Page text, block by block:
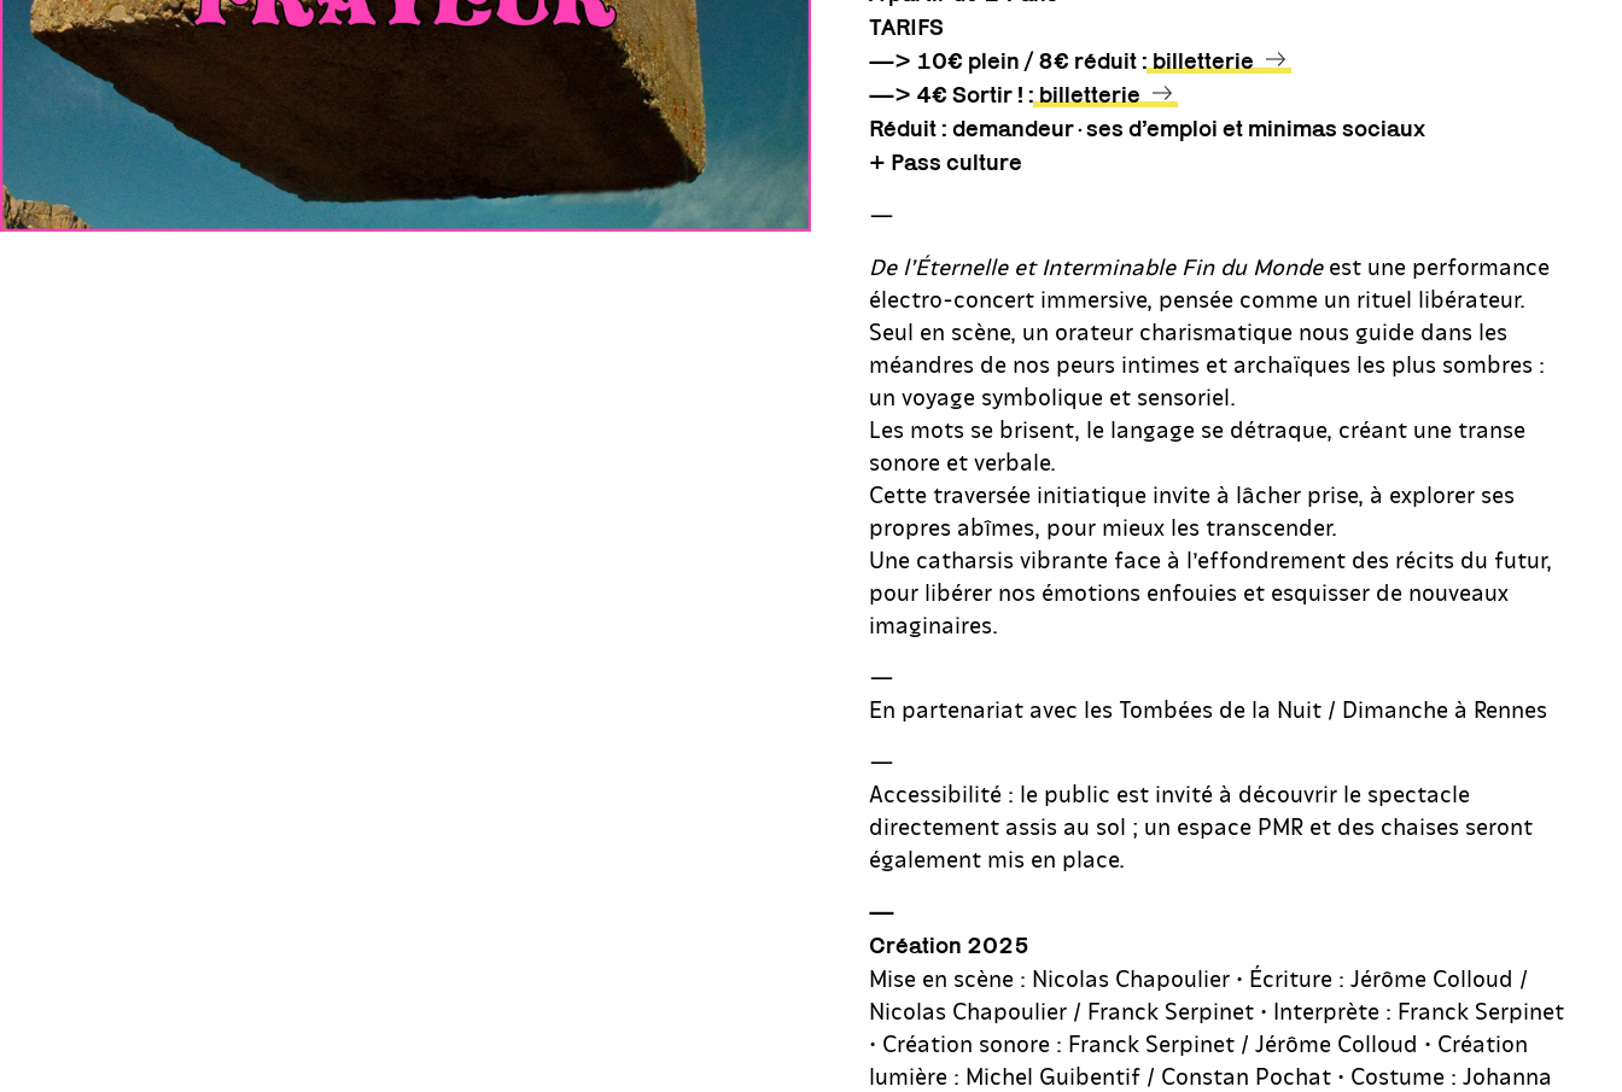
TARIFS
—> 10€ plein / 8€ réduit : billetterie
—> 4€ Sortir ! : billetterie
Réduit : demandeur·ses d’emploi et minimas sociaux
+ Pass culture
—
De l’Éternelle et Interminable Fin du Mondeest une performance
électro-concert immersive, pensée comme un rituel libérateur.
Seul en scène, un orateur charismatique nous guide dans les
méandres de nos peurs intimes et archaïques les plus sombres :
un voyage symbolique et sensoriel.
Les mots se brisent, le langage se détraque, créant une transe
sonore et verbale.
Cette traversée initiatique invite à lâcher prise, à explorer ses
propres abîmes, pour mieux les transcender.
Une catharsis vibrante face à l’effondrement des récits du futur,
pour libérer nos émotions enfouies et esquisser de nouveaux
imaginaires.
—
En partenariat avec les Tombées de la Nuit / Dimanche à Rennes
—
Accessibilité : le public est invité à découvrir le spectacle
directement assis au sol ; un espace PMR et des chaises seront
également mis en place.
—
Création 2025
Mise en scène : Nicolas Chapoulier • Écriture : Jérôme Colloud /
Nicolas Chapoulier / Franck Serpinet • Interprète : Franck Serpinet
• Création sonore : Franck Serpinet / Jérôme Colloud • Création
lumière : Michel Guibentif / Constan Pochat • Costume : Johanna